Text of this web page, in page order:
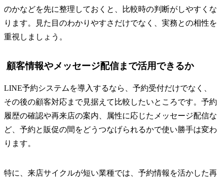
のかなどを先に整理しておくと、比較時の判断がしやすくな
ります。見た目のわかりやすさだけでなく、実務との相性を
重視しましょう。
顧客情報やメッセージ配信まで活用できるか
LINE予約システムを導入するなら、予約受付だけでなく、
その後の顧客対応まで見据えて比較したいところです。予約
履歴の確認や再来店の案内、属性に応じたメッセージ配信な
ど、予約と販促の間をどうつなげられるかで使い勝手は変わ
ります。
特に、来店サイクルが短い業種では、予約情報を活かした再